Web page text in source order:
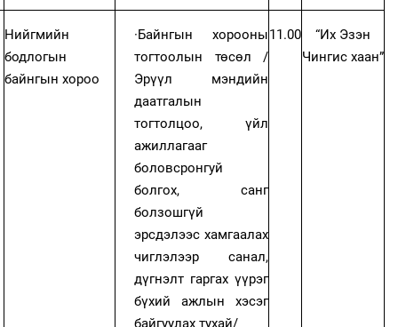
Нийгмийн
бодлогын
байнгын хороо
·Байнгын хорооны
тогтоолын төсөл /
Эрүүл мэндийн
даатгалын
тогтолцоо, үйл
ажиллагааг
боловсронгуй
болгох, санг
болзошгүй
эрсдэлээс хамгаалах
чиглэлээр санал,
дүгнэлт гаргах үүрэг
бүхий ажлын хэсэг
байгуулах тухай/
11.00
“Их Эзэн
Чингис хаан”